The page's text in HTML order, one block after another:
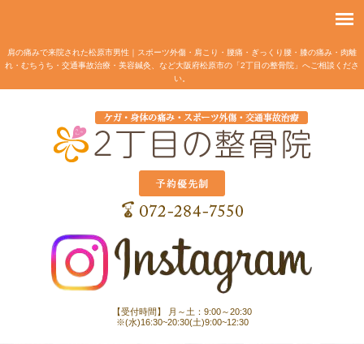
肩の痛みで来院された松原市男性｜スポーツ外傷・肩こり・腰痛・ぎっくり腰・膝の痛み・肉離
れ・むちうち・交通事故治療・美容鍼灸、など大阪府松原市の「2丁目の整骨院」へご相談くださ
い。
【受付時間】 月～土：9:00～20:30
※(水)16:30~20:30(土)9:00~12:30